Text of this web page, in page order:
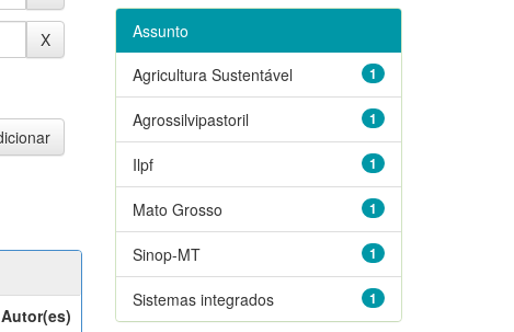
Autor(es)
Assunto
1
Agricultura Sustentável
1
Agrossilvipastoril
1
Ilpf
1
Mato Grosso
1
Sinop-MT
1
Sistemas integrados